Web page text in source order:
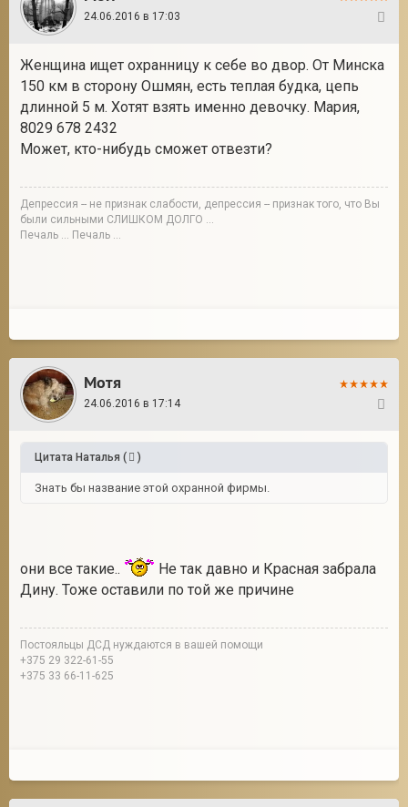
24.06.2016 в 17:03
Женщина ищет охранницу к себе во двор. От Минска
150 км в сторону Ошмян, есть теплая будка, цепь
длинной 5 м. Хотят взять именно девочку. Мария,
8029 678 2432
Может, кто-нибудь сможет отвезти?
Депрессия -- не признак слабости, депрессия -- признак того, что Вы
были сильными СЛИШКОМ ДОЛГО ...
Печаль ... Печаль ...
Мотя
24.06.2016 в 17:14
Цитата Наталья ( )
Знать бы название этой охранной фирмы.
они все такие..
Не так давно и Красная забрала
Дину. Тоже оставили по той же причине
Постояльцы ДСД нуждаются в вашей помощи
+375 29 322-61-55
+375 33 66-11-625